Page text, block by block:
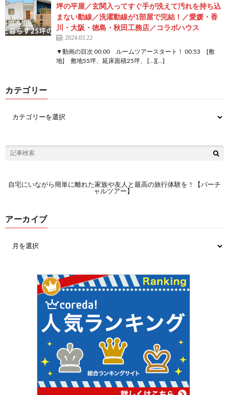
坪の平屋／玄関入ってすぐ手が洗えて汚れを持ち込
まない動線／洗濯動線が1部屋で完結！／愛媛・香
川・大阪・徳島・秋田工務店／コラボハウス
2024.03.22
▼動画の目次 00:00 ルームツアースタート！ 00:53 [敷
地] 敷地55坪、延床面積25坪、 […][…]
カテゴリー
自宅にいながら簡単に離れた家族や友人と最高の旅行体験を！【バーチ
ャルツアー】
アーカイブ